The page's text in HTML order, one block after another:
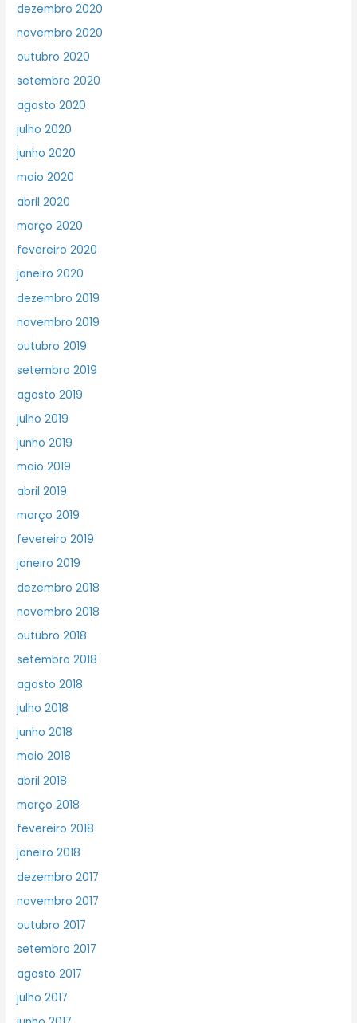
dezembro 2020
novembro 2020
outubro 2020
setembro 2020
agosto 2020
julho 2020
junho 2020
maio 2020
abril 2020
março 2020
fevereiro 2020
janeiro 2020
dezembro 2019
novembro 2019
outubro 2019
setembro 2019
agosto 2019
julho 2019
junho 2019
maio 2019
abril 2019
março 2019
fevereiro 2019
janeiro 2019
dezembro 2018
novembro 2018
outubro 2018
setembro 2018
agosto 2018
julho 2018
junho 2018
maio 2018
abril 2018
março 2018
fevereiro 2018
janeiro 2018
dezembro 2017
novembro 2017
outubro 2017
setembro 2017
agosto 2017
julho 2017